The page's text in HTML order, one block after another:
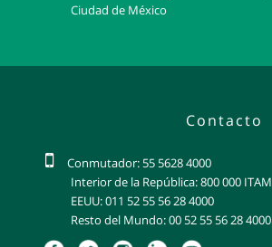
Ciudad de México
Contacto
Conmutador: 55 5628 4000
Interior de la República: 800 000 ITAM
EEUU: 011 52 55 56 28 4000
Resto del Mundo: 00 52 55 56 28 4000